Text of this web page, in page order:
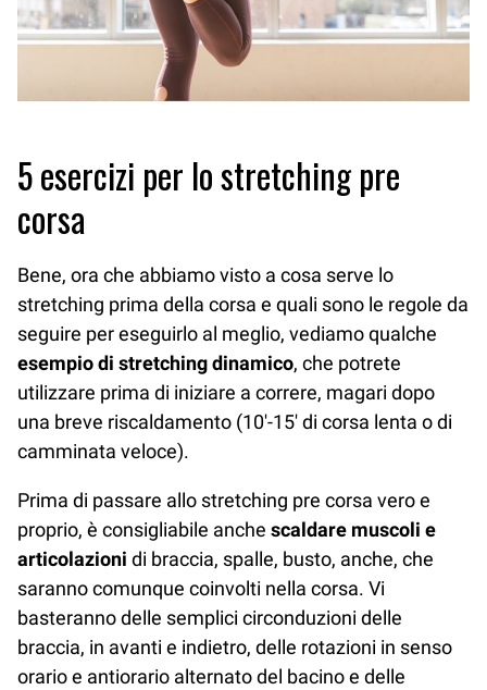
5 esercizi per lo stretching pre
corsa
Bene, ora che abbiamo visto a cosa serve lo
stretching prima della corsa e quali sono le regole da
seguire per eseguirlo al meglio, vediamo qualche
esempio di stretching dinamico, che potrete
utilizzare prima di iniziare a correre, magari dopo
una breve riscaldamento (10′-15′ di corsa lenta o di
camminata veloce).
Prima di passare allo stretching pre corsa vero e
proprio, è consigliabile anche scaldare muscoli e
articolazioni di braccia, spalle, busto, anche, che
saranno comunque coinvolti nella corsa. Vi
basteranno delle semplici circonduzioni delle
braccia, in avanti e indietro, delle rotazioni in senso
orario e antiorario alternato del bacino e delle